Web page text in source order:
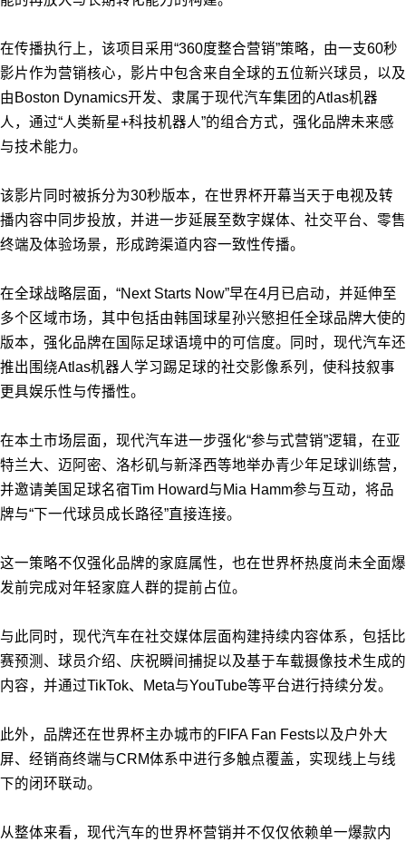
在传播执行上，该项目采用“360度整合营销”策略，由一支60秒
影片作为营销核心，影片中包含来自全球的五位新兴球员，以及
由Boston Dynamics开发、隶属于现代汽车集团的Atlas机器
人，通过“人类新星+科技机器人”的组合方式，强化品牌未来感
与技术能力。
该影片同时被拆分为30秒版本，在世界杯开幕当天于电视及转
播内容中同步投放，并进一步延展至数字媒体、社交平台、零售
终端及体验场景，形成跨渠道内容一致性传播。
在全球战略层面，“Next Starts Now”早在4月已启动，并延伸至
多个区域市场，其中包括由韩国球星孙兴慜担任全球品牌大使的
版本，强化品牌在国际足球语境中的可信度。同时，现代汽车还
推出围绕Atlas机器人学习踢足球的社交影像系列，使科技叙事
更具娱乐性与传播性。
在本土市场层面，现代汽车进一步强化“参与式营销”逻辑，在亚
特兰大、迈阿密、洛杉矶与新泽西等地举办青少年足球训练营，
并邀请美国足球名宿Tim Howard与Mia Hamm参与互动，将品
牌与“下一代球员成长路径”直接连接。
这一策略不仅强化品牌的家庭属性，也在世界杯热度尚未全面爆
发前完成对年轻家庭人群的提前占位。
与此同时，现代汽车在社交媒体层面构建持续内容体系，包括比
赛预测、球员介绍、庆祝瞬间捕捉以及基于车载摄像技术生成的
内容，并通过TikTok、Meta与YouTube等平台进行持续分发。
此外，品牌还在世界杯主办城市的FIFA Fan Fests以及户外大
屏、经销商终端与CRM体系中进行多触点覆盖，实现线上与线
下的闭环联动。
从整体来看，现代汽车的世界杯营销并不仅仅依赖单一爆款内